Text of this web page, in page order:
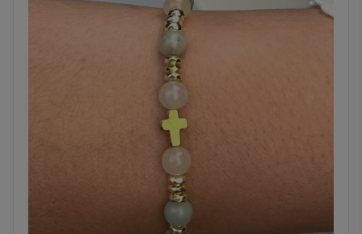
Mała Rzecz. Wielkie Przesłanie.